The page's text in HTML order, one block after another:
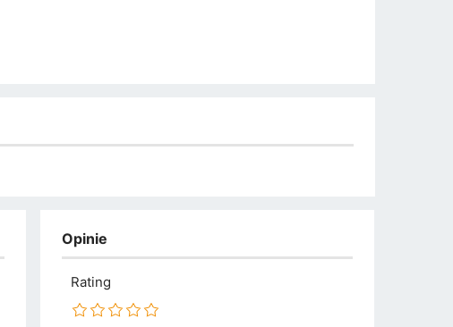
Opinie
Rating